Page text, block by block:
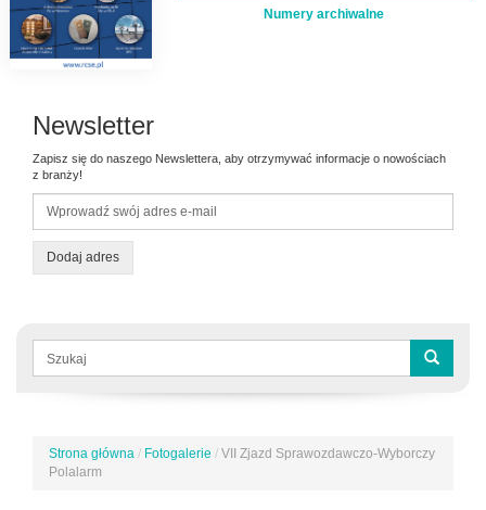
Numery archiwalne
Newsletter
Zapisz się do naszego Newslettera, aby otrzymywać informacje o nowościach
z branży!
Dodaj adres
Formularz
wyszukiwania
Jesteś
tutaj
Strona główna / Fotogalerie / VII Zjazd Sprawozdawczo-Wyborczy
Polalarm